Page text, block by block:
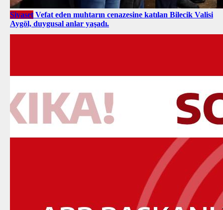
Siyaset Vefat eden muhtarın cenazesine katılan Bilecik Valisi
Aygöl, duygusal anlar yaşadı.